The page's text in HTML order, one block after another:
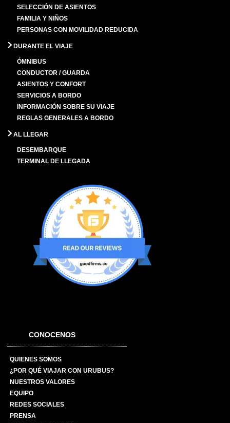
SELECCIÓN DE ASIENTOS
FAMILIA Y NIÑOS
PERSONAS CON MOVILIDAD REDUCIDA
DURANTE EL VIAJE
ÓMNIBUS
CONDUCTOR / GUARDA
ASIENTOS Y CONFORT
SERVICIOS A BORDO
INFORMACIÓN SOBRE SU VIAJE
REGLAS GENERALES A BORDO
AL LLEGAR
DESEMBARQUE
TERMINAL DE LLEGADA
CONOCENOS
QUIENES SOMOS
¿POR QUÉ VIAJAR CON URUBUS?
NUESTROS VALORES
EQUIPO
REDES SOCIALES
PRENSA